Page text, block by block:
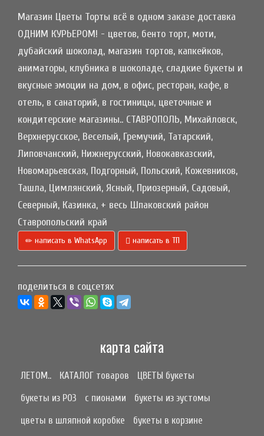
Магазин Цветы Торты всё в одном заказе доставка
ОДНИМ КУРЬЕРОМ! - цветов, бенто торт, моти,
дубайский шоколад, магазин тортов, капкейков,
аниматоры, клубника в шоколаде, сладкие букеты и
вкусные эмоции на дом, в офис, ресторан, кафе, в
отель, в санаторий, в гостиницы, цветочные и
кондитерские магазины.. СТАВРОПОЛЬ, Михайловск,
Верхнерусское, Веселый, Гремучий, Татарский,
Липовчанский, Нижнерусский, Новокавказский,
Новомарьевская, Подгорный, Польский, Кожевников,
Ташла, Цимлянский, Ясный, Приозерный, Садовый,
Северный, Казинка, + весь Шпаковский район
Ставропольский край
написать в WhatsApp написать в ТП
поделиться в соцсетях
карта сайта
ЛЕТОМ.. КАТАЛОГ товаров
ЦВЕТЫ букеты
букеты из РОЗ
с пионами
букеты из эустомы
цветы в шляпной коробке
букеты в корзине